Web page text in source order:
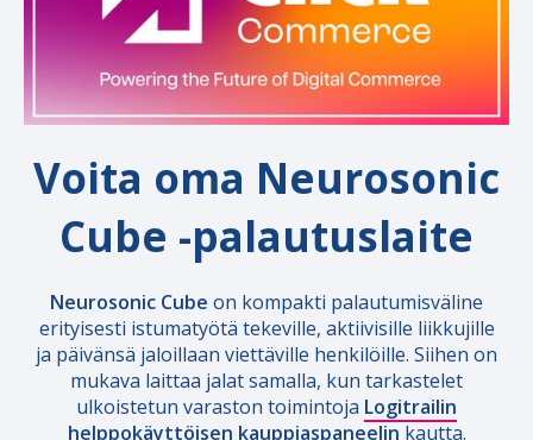
Voita oma Neurosonic
Cube -palautuslaite
Neurosonic Cube on kompakti palautumisväline
erityisesti istumatyötä tekeville, aktiivisille liikkujille
ja päivänsä jaloillaan viettäville henkilöille. Siihen on
mukava laittaa jalat samalla, kun tarkastelet
ulkoistetun varaston toimintoja Logitrailin
helppokäyttöisen kauppiaspaneelin kautta.